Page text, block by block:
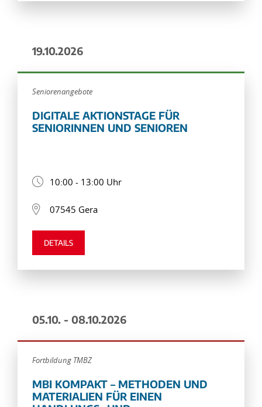
19.10.2026
Seniorenangebote
DIGITALE AKTIONSTAGE FÜR
SENIORINNEN UND SENIOREN
10:00 - 13:00 Uhr
07545 Gera
DETAILS
05.10. - 08.10.2026
Fortbildung TMBZ
MBI KOMPAKT – METHODEN UND
MATERIALIEN FÜR EINEN